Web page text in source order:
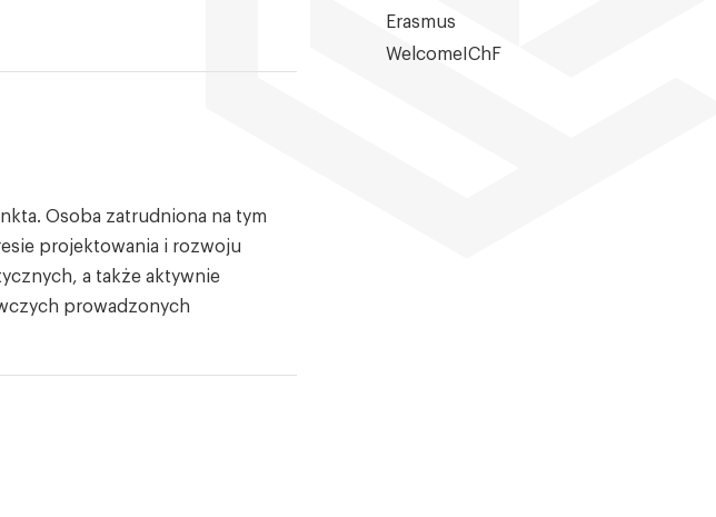
Osoba zatrudniona na tym
projektowania i rozwoju
a także aktywnie
prowadzonych
Erasmus
WelcomeIChF